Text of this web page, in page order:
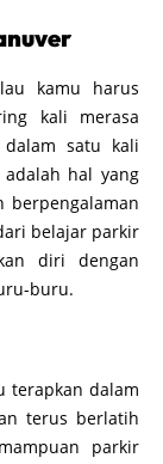
kamu harus
kali merasa
satu kali
adalah hal yang
berpengalaman
belajar parkir
diri dengan
buru.
terapkan dalam
terus berlatih
parkir